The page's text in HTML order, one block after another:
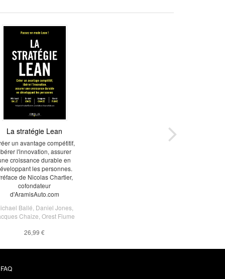
La stratégie Lean
un avantage compétitif,
l'innovation, assurer
croissance durable en
les personnes.
de Nicolas Chartier,
cofondateur
d'AramisAuto.com
Ballé Daniel Jones
Chaize Orest Fiume
26,99 €
FAQ